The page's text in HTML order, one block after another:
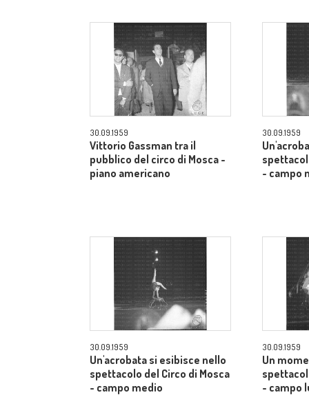
30.09.1959
Vittorio Gassman tra il
pubblico del circo di Mosca -
piano americano
30.09.1959
- campo
30.09.1959
Un'acrobata si esibisce nello
spettacolo del Circo di Mosca
- campo medio
30.09.1959
Un
- campo